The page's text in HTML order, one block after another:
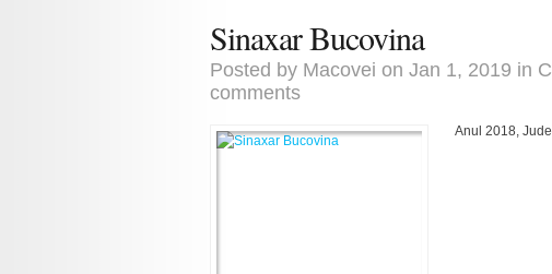
Sinaxar Bucovina
Posted by Macovei on Jan 1, 2019 in
comments
Anul 2018,